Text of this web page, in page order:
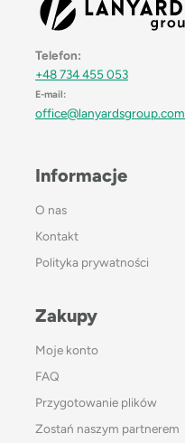
Telefon:
+48 734 455 053
E-mail:
office@lanyardsgroup.com
Informacje
O nas
Kontakt
Polityka prywatności
Zakupy
Moje konto
FAQ
Przygotowanie plików
Zostań naszym partnerem